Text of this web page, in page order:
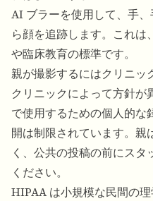
AI ブラーを使用して、手
ら顔を追跡します。これは、
や臨床教育の標準です。
親が撮影するにはクリニッ
クリニックによって方針が
で使用するための個人的な
開は制限されています。親
く、公共の投稿の前にス
ください。
HIPAA は小規模な民間の